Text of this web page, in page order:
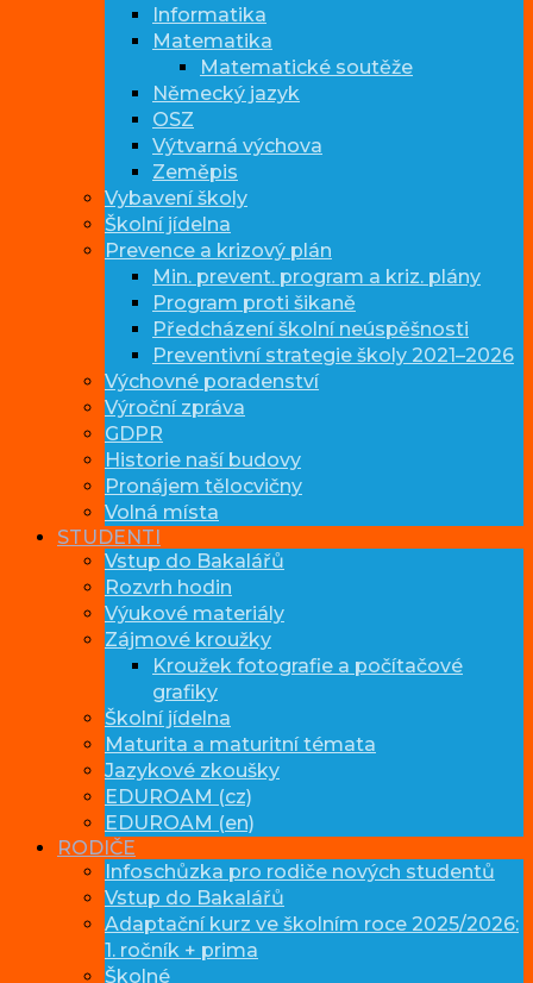
Informatika
Matematika
Matematické soutěže
Německý jazyk
OSZ
Výtvarná výchova
Zeměpis
Vybavení školy
Školní jídelna
Prevence a krizový plán
Min. prevent. program a kriz. plány
Program proti šikaně
Předcházení školní neúspěšnosti
Preventivní strategie školy 2021–2026
Výchovné poradenství
Výroční zpráva
GDPR
Historie naší budovy
Pronájem tělocvičny
Volná místa
STUDENTI
Vstup do Bakalářů
Rozvrh hodin
Výukové materiály
Zájmové kroužky
Kroužek fotografie a počítačové
grafiky
Školní jídelna
Maturita a maturitní témata
Jazykové zkoušky
EDUROAM (cz)
EDUROAM (en)
RODIČE
Infoschůzka pro rodiče nových studentů
Vstup do Bakalářů
Adaptační kurz ve školním roce 2025/2026:
1. ročník + prima
Školné